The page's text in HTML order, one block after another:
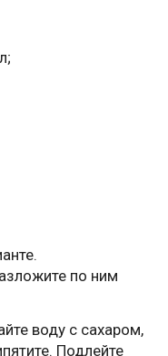
по ним
воду с сахаром,
Подлейте